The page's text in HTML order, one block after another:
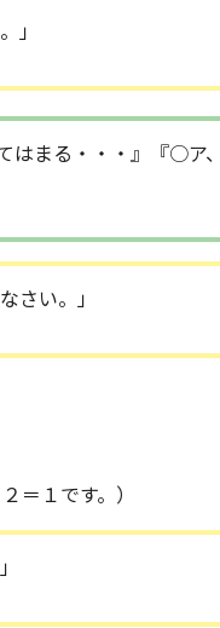
」
はまる・・・』『○ア
さい。」
＝１です。）